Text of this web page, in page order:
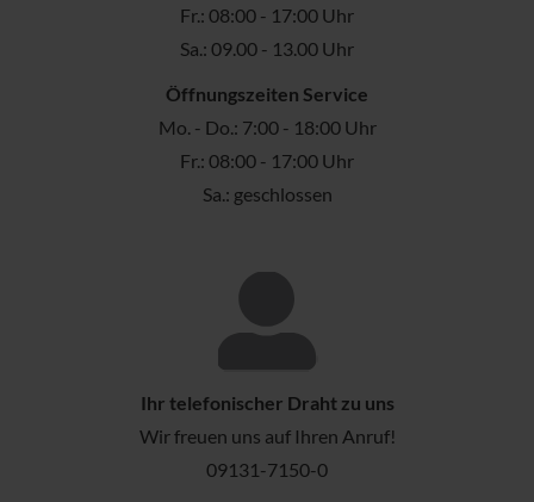
Fr.: 08:00 - 17:00 Uhr
Sa.: 09.00 - 13.00 Uhr
Öffnungszeiten Service
Mo. - Do.: 7:00 - 18:00 Uhr
Fr.: 08:00 - 17:00 Uhr
Sa.: geschlossen
Ihr telefonischer Draht zu uns
Wir freuen uns auf Ihren Anruf!
09131-7150-0